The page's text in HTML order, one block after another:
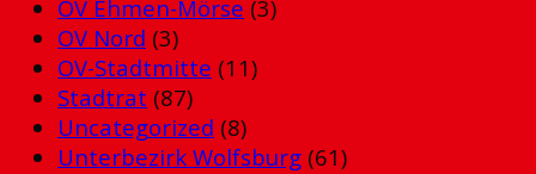
OV Ehmen-Mörse (3)
OV Nord (3)
OV-Stadtmitte (11)
Stadtrat (87)
Uncategorized (8)
Unterbezirk Wolfsburg (61)